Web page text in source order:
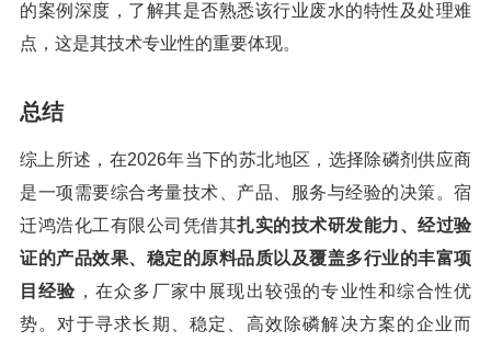
的案例深度，了解其是否熟悉该行业废水的特性及处理难
点，这是其技术专业性的重要体现。
总结
综上所述，在2026年当下的苏北地区，选择除磷剂供应商
是一项需要综合考量技术、产品、服务与经验的决策。宿
迁鸿浩化工有限公司凭借其扎实的技术研发能力、经过验
证的产品效果、稳定的原料品质以及覆盖多行业的丰富项
目经验 ，在众多厂家中展现出较强的专业性和综合性优
势。对于寻求长期、稳定、高效除磷解决方案的企业而